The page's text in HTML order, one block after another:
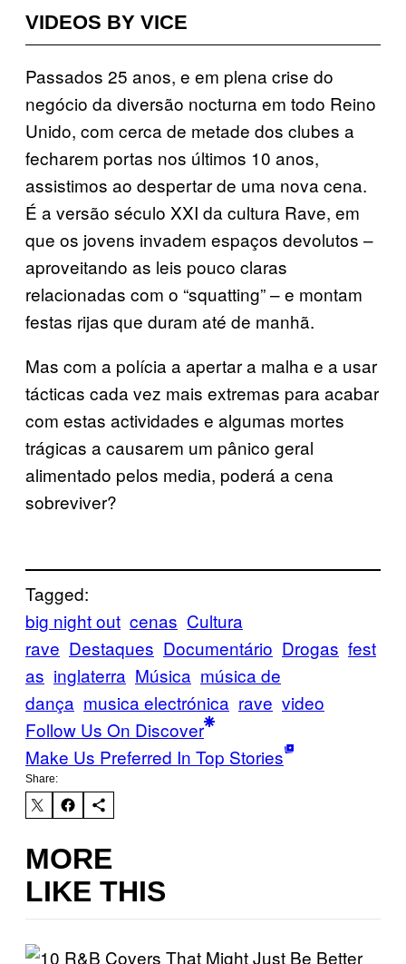
VIDEOS BY VICE
Passados 25 anos, e em plena crise do
negócio da diversão nocturna em todo Reino
Unido, com cerca de metade dos clubes a
fecharem portas nos últimos 10 anos,
assistimos ao despertar de uma nova cena.
É a versão século XXI da cultura Rave, em
que os jovens invadem espaços devolutos –
aproveitando as leis pouco claras
relacionadas com o “squatting” – e montam
festas rijas que duram até de manhã.
Mas com a polícia a apertar a malha e a usar
tácticas cada vez mais extremas para acabar
com estas actividades e algumas mortes
trágicas a causarem um pânico geral
alimentado pelos media, poderá a cena
sobreviver?
Tagged:
big night out cenas Cultura
rave Destaques Documentário Drogas fest
as inglaterra Música música de
dança musica electrónica rave video
Follow Us On Discover
Make Us Preferred In Top Stories
Share:
MORE
LIKE THIS